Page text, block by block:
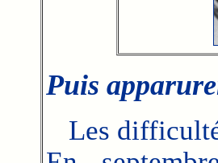
Puis
Les